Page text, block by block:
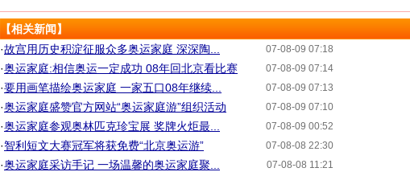
【相关新闻】
07-08-09 07:18
·故宫用历史积淀征服众多奥运家庭 深深陶...
07-08-09 07:14
·奥运家庭:相信奥运一定成功 08年回北京看比赛
07-08-09 07:13
·要用画笔描绘奥运家庭 一家五口08年继续...
07-08-09 07:10
·奥运家庭盛赞官方网站“奥运家庭游”组织活动
07-08-09 00:52
·奥运家庭参观奥林匹克珍宝展 奖牌火炬最...
07-08-08 22:30
·智利短文大赛冠军将获免费“北京奥运游”
07-08-08 11:21
·奥运家庭采访手记 一场温馨的奥运家庭聚...